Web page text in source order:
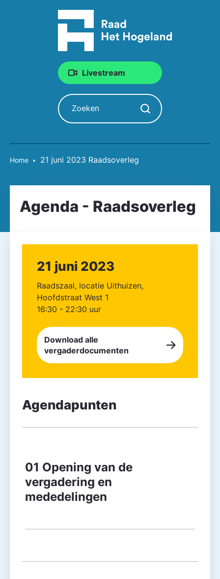
Livestream
Zoeken
Zoekopdracht starten
Home 21 juni 2023 Raadsoverleg
Agenda - Raadsoverleg
21 juni 2023
Raadszaal, locatie Uithuizen,
Hoofdstraat West 1
16:30 - 22:30 uur
Download alle
vergaderdocumenten
Agendapunten
01 Opening van de
vergadering en
mededelingen